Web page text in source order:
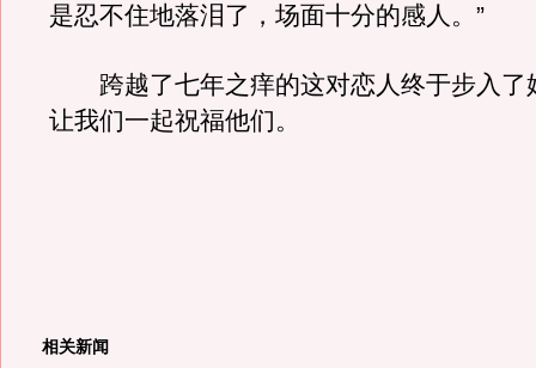
是忍不住地落泪了，场面十分的感人。”
跨越了七年之痒的这对恋人终于步入了
让我们一起祝福他们。
相关新闻